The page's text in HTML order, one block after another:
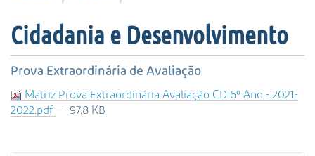
r
u
s
A
v
Cidadania e Desenvolvimento
Prova Extraordinária de Avaliação
Matriz Prova Extraordinária Avaliação CD 6º Ano - 2021-
2022.pdf — 97.8 KB